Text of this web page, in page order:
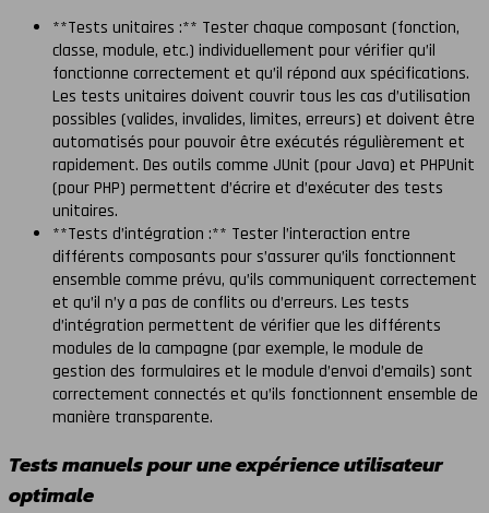
**Tests unitaires :** Tester chaque composant (fonction,
classe, module, etc.) individuellement pour vérifier qu’il
fonctionne correctement et qu’il répond aux spécifications.
Les tests unitaires doivent couvrir tous les cas d’utilisation
possibles (valides, invalides, limites, erreurs) et doivent être
automatisés pour pouvoir être exécutés régulièrement et
rapidement. Des outils comme JUnit (pour Java) et PHPUnit
(pour PHP) permettent d’écrire et d’exécuter des tests
unitaires.
**Tests d’intégration :** Tester l’interaction entre
différents composants pour s’assurer qu’ils fonctionnent
ensemble comme prévu, qu’ils communiquent correctement
et qu’il n’y a pas de conflits ou d’erreurs. Les tests
d’intégration permettent de vérifier que les différents
modules de la campagne (par exemple, le module de
gestion des formulaires et le module d’envoi d’emails) sont
correctement connectés et qu’ils fonctionnent ensemble de
manière transparente.
Tests manuels pour une expérience utilisateur
optimale